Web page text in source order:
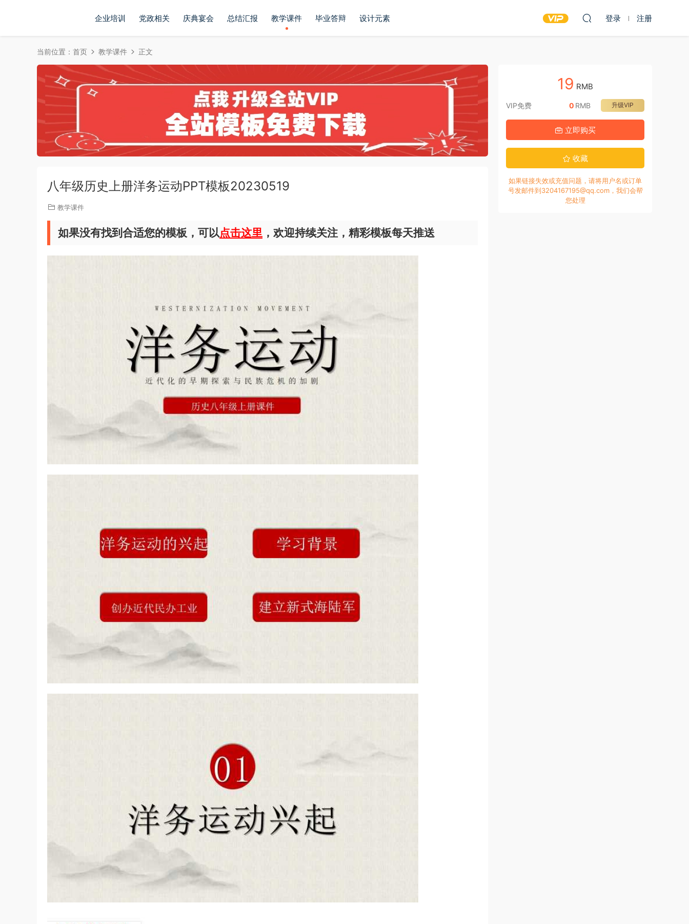
企业培训 党政相关 庆典宴会 总结汇报 教学课件 毕业答辩 设计元素 登录 注册
当前位置： 首页 教学课件 正文
八年级历史上册洋务运动PPT模板20230519
教学课件
如果没有找到合适您的模板，可以点击这里 ，欢迎持续关注，精彩模板每天推送
19 RMB
VIP免费 升级VIP
0 RMB
立即购买
收藏
如果链接失效或充值问题，请将用户名或订单
号发邮件到3204167195@qq.com，我们会帮
您处理